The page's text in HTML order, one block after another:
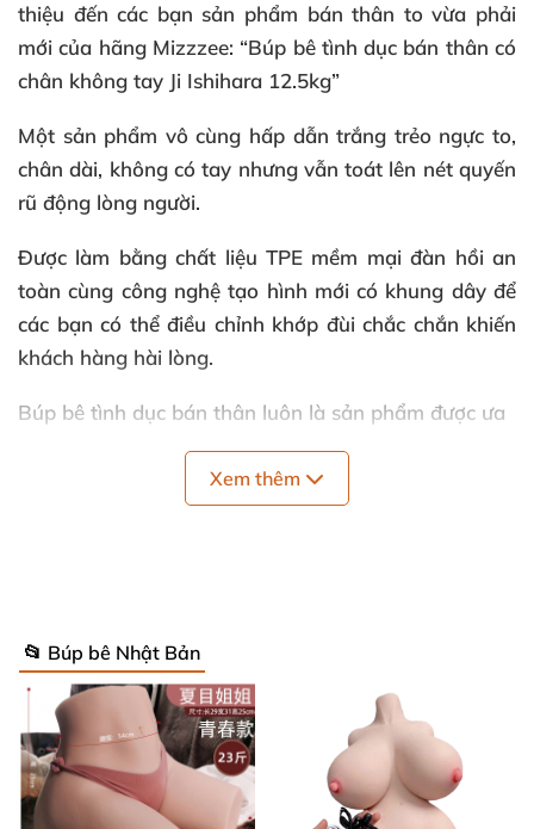
thiệu đến các bạn sản phẩm bán thân to vừa phải
mới của hãng Mizzzee: “Búp bê tình dục bán thân có
chân không tay Ji Ishihara 12.5kg”
Một sản phẩm vô cùng hấp dẫn trắng trẻo ngực to,
chân dài, không có tay nhưng vẫn toát lên nét quyến
rũ động lòng người.
Được làm bằng chất liệu TPE mềm mại đàn hồi an
toàn cùng công nghệ tạo hình mới có khung dây để
các bạn có thể điều chỉnh khớp đùi chắc chắn khiến
khách hàng hài lòng.
Búp bê tình dục bán thân luôn là sản phẩm được ưa
chuộng tại thị trường việt nam vì tính ưu việt vẫn giữ
những giá trị cơ bản cho người sử dụng như đôi chân
dài miên man, bầu ngực nảy nở, cặp mông căng
thiệu đến các bạn sản phẩm bán thân to vừa phải
mới của hãng Mizzzee: “Búp bê tình dục bán thân có
chân không tay Ji Ishihara 12.5kg”
Một sản phẩm vô cùng hấp dẫn trắng trẻo ngực to,
chân dài, không có tay nhưng vẫn toát lên nét quyến
Xem thêm
📂 Búp bê Nhật Bản